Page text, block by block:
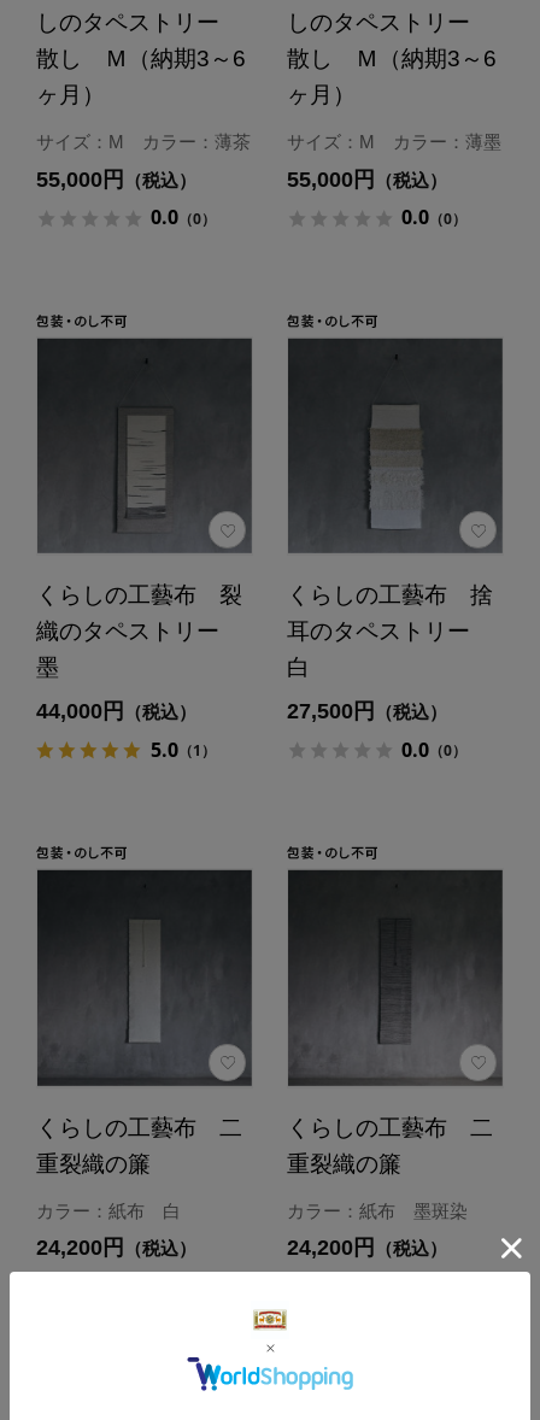
しのタペストリー
散し Ｍ（納期3～6
ヶ月）
サイズ：M カラー：薄茶
55,000円 （税込）
0.0（0）
しのタペストリー
散し Ｍ（納期3～6
ヶ月）
サイズ：M カラー：薄墨
55,000円 （税込）
0.0（0）
くらしの工藝布 裂
織のタペストリー
墨
44,000円 （税込）
5.0（1）
くらしの工藝布 捨
耳のタペストリー
白
27,500円 （税込）
0.0（0）
くらしの工藝布 二
重裂織の簾
カラー：紙布 白
24,200円 （税込）
くらしの工藝布 二
重裂織の簾
カラー：紙布 墨斑染
24,200円 （税込）